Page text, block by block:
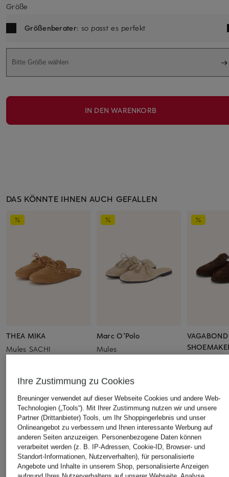
Größe
Größenberater: so passt es perfekt
Bitte Größe wählen
IN DEN WARENKORB
DAS KÖNNTE IHNEN AUCH GEFALLEN
THEA MIKA
Mules SACHI
Ursprünglich: CHF 219
Marc O'Polo
Mules
Ursprünglich:
VAGABOND
ÄHNLICHE ARTIKEL ENTDECKEN
Ihre Zustimmung zu Cookies
Breuninger verwendet auf dieser Webseite Cookies und andere Web-
Technologien („Tools“). Mit Ihrer Zustimmung nutzen wir und unsere
Partner (Drittanbieter) Tools, um Ihr Shoppingerlebnis und unser
Onlineangebot zu verbessern und Ihnen interessante Werbung auf
anderen Seiten anzuzeigen. Personenbezogene Daten können
verarbeitet werden (z. B. IP-Adressen, Cookie-ID, Browser- und
Standort-Informationen, Nutzerverhalten), für personalisierte
Angebote und Inhalte in unserem Shop, personalisierte Anzeigen